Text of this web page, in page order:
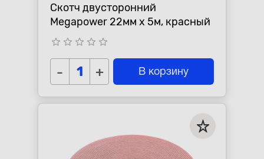
Скотч двусторонний
Megapower 22мм x 5м, красный
star_border star_border star_border star_border star_border
- + В корзину